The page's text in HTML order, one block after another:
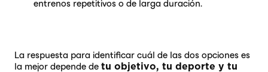
entrenos repetitivos o de larga duración.
La respuesta para identificar cuál de las dos opciones es
la mejor depende de tu objetivo, tu deporte y tu